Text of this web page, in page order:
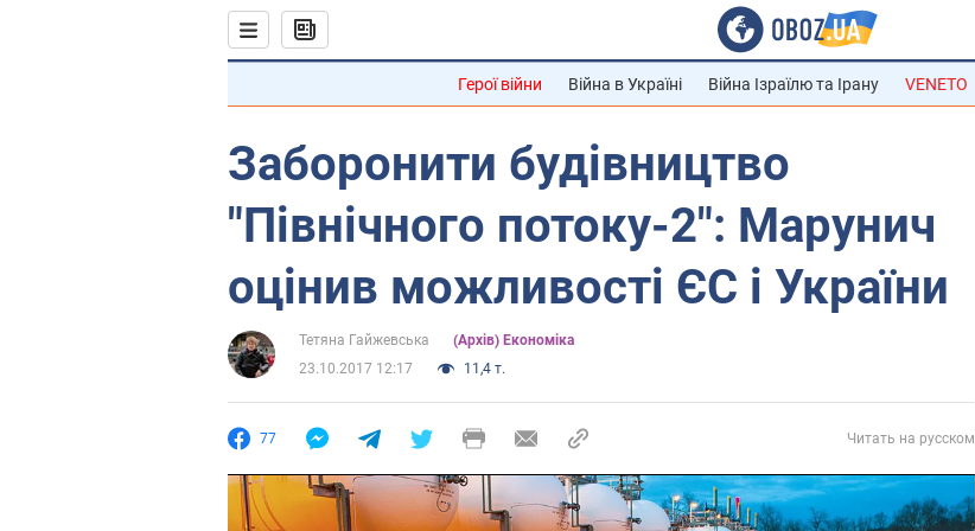
Герої війни Війна в Україні Війна Ізраїлю та Ірану VENETO
Заборонити будівництво
"Північного потоку-2": Марунич
оцінив можливості ЄС і України
Тетяна Гайжевська
(Архів) Економіка
23.10.2017 12:17
11,4 т.
77 Читать на русском